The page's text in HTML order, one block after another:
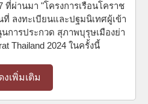
ที่ผ่านมา "โครงการเรือนโคราช
ลงทะเบียนและปฐมนิเทศผู้เข้า
การประกวด สุภาพบุรุษเมืองย่า
Thailand 2024 ในครั้งนี้
งเพิ่มเติม